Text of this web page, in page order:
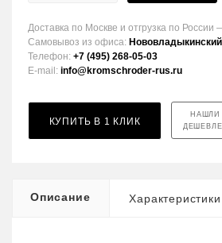
Доставка по Москве и отгрузка по России
Самовывоз из офиса:
Телефон: +7 (495) 268-05-03
E-mail: info@kromschroder-rus.ru
КУПИТЬ В 1 КЛИК
НАШЛИ
Описание Характеристики